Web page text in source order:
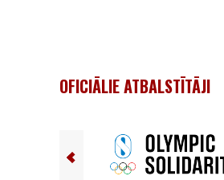
OFICIĀLIE ATBALSTĪTĀJI